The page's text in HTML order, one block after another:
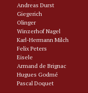
Andreas Durst
Giegerich
Olinger
Winzerhof Nagel
Karl-Hermann Milch
Felix Peters
Eisele
Armand de Brignac
Hugues Godmé
Pascal Doquet